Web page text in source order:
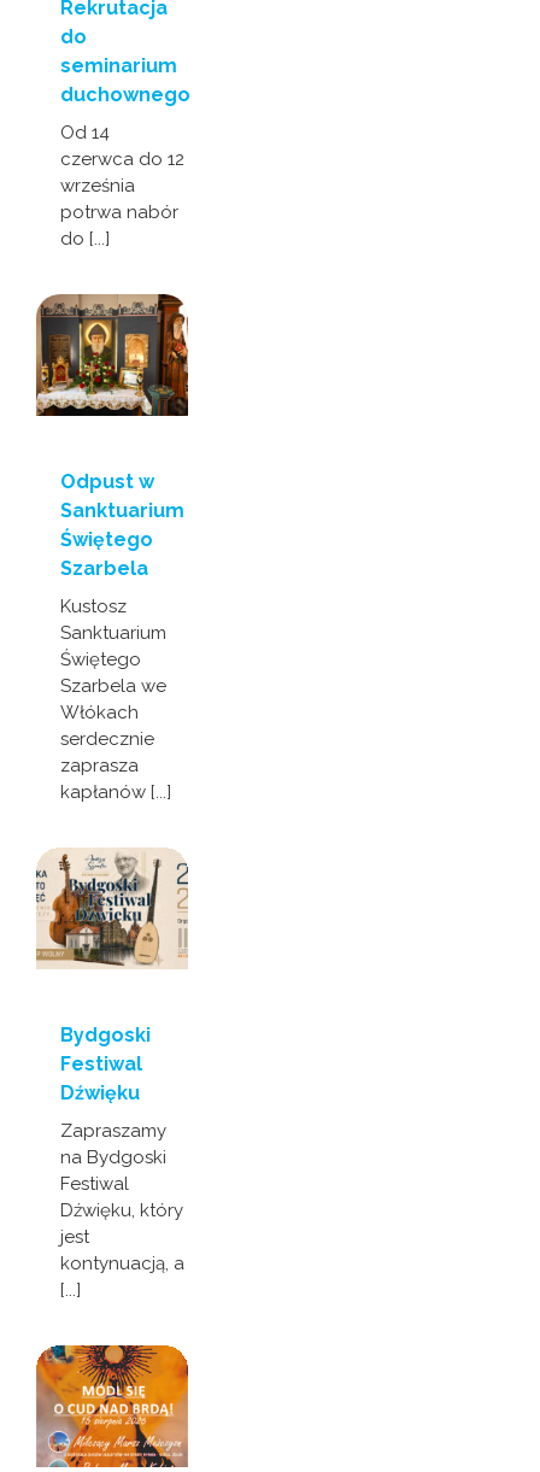
Rekrutacja
do
seminarium
duchownego
Od 14
czerwca do 12
września
potrwa nabór
do [...]
Odpust w
Sanktuarium
Świętego
Szarbela
Kustosz
Sanktuarium
Świętego
Szarbela we
Włókach
serdecznie
zaprasza
kapłanów [...]
Bydgoski
Festiwal
Dźwięku
Zapraszamy
na Bydgoski
Festiwal
Dźwięku, który
jest
kontynuacją, a
[...]